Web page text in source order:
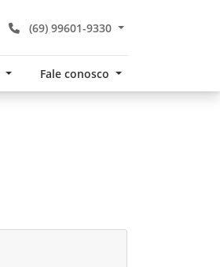
(69) 99601-9330
Fale conosco